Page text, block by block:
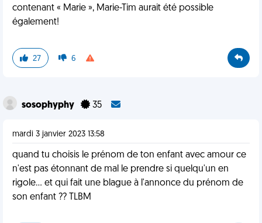
contenant « Marie », Marie-Tim aurait été possible
également!
27 6
sosophyphy 35
mardi 3 janvier 2023 13:58
quand tu choisis le prénom de ton enfant avec amour ce
n'est pas étonnant de mal le prendre si quelqu'un en
rigole... et qui fait une blague à l'annonce du prénom de
son enfant ?? TLBM